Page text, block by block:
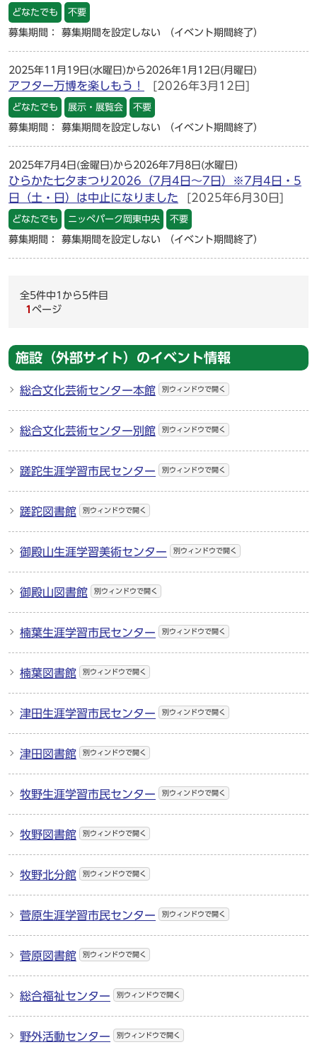
どなたでも 不要
募集期間： 募集期間を設定しない （イベント期間終了）
2025年11月19日(水曜日)から2026年1月12日(月曜日)
アフター万博を楽しもう！ [2026年3月12日]
どなたでも 展示・展覧会 不要
募集期間： 募集期間を設定しない （イベント期間終了）
2025年7月4日(金曜日)から2026年7月8日(水曜日)
ひらかた七夕まつり2026（7月4日～7日）※7月4日・5
日（土・日）は中止になりました
[2025年6月30日]
どなたでも ニッペパーク岡東中央 不要
募集期間： 募集期間を設定しない （イベント期間終了）
全5件中1から5件目
1 ページ
施設（外部サイト）のイベント情報
総合文化芸術センター本館 別ウィンドウで開く
総合文化芸術センター別館 別ウィンドウで開く
蹉跎生涯学習市民センター 別ウィンドウで開く
蹉跎図書館 別ウィンドウで開く
御殿山生涯学習美術センター 別ウィンドウで開く
御殿山図書館 別ウィンドウで開く
楠葉生涯学習市民センター 別ウィンドウで開く
楠葉図書館 別ウィンドウで開く
津田生涯学習市民センター 別ウィンドウで開く
津田図書館 別ウィンドウで開く
牧野生涯学習市民センター 別ウィンドウで開く
牧野図書館 別ウィンドウで開く
牧野北分館 別ウィンドウで開く
菅原生涯学習市民センター 別ウィンドウで開く
菅原図書館 別ウィンドウで開く
総合福祉センター 別ウィンドウで開く
野外活動センター 別ウィンドウで開く